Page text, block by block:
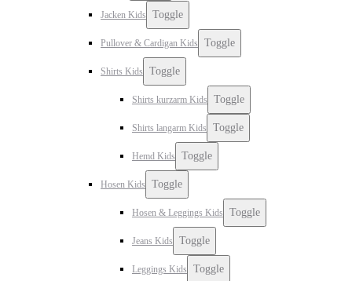
Jacken Kids Toggle
Pullover & Cardigan Kids Toggle
Shirts Kids Toggle
Shirts kurzarm Kids Toggle
Shirts langarm Kids Toggle
Hemd Kids Toggle
Hosen Kids Toggle
Hosen & Leggings Kids Toggle
Jeans Kids Toggle
Leggings Kids Toggle